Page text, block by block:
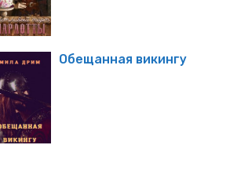
Обещанная викингу